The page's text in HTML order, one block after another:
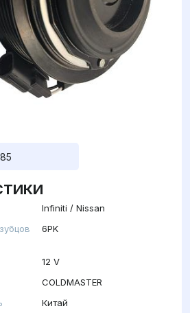
Infiniti / Nissan
6PK
12 V
COLDMASTER
Китай